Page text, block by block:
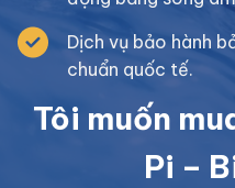
Dịch vụ bảo hành
chuẩn quốc tế.
Tôi muốn
Pi –